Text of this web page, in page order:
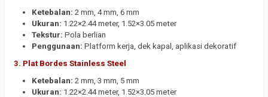
Ketebalan: 2 mm, 4 mm, 6 mm
Ukuran: 1.22×2.44 meter, 1.52×3.05 meter
Tekstur: Pola berlian
Penggunaan: Platform kerja, dek kapal, aplikasi dekoratif
3. Plat Bordes Stainless Steel
Ketebalan: 2 mm, 3 mm, 5 mm
Ukuran: 1.22×2.44 meter, 1.52×3.05 meter